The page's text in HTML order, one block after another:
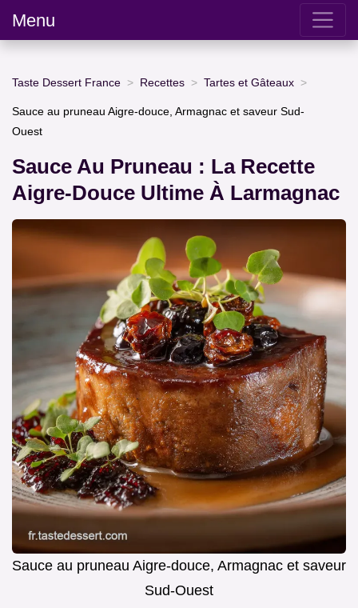
Menu
Taste Dessert France Recettes Tartes et Gâteaux
Sauce au pruneau Aigre-douce, Armagnac et saveur Sud-
Ouest
Sauce Au Pruneau : La Recette
Aigre-Douce Ultime À Larmagnac
Sauce au pruneau Aigre-douce, Armagnac et saveur
Sud-Ouest